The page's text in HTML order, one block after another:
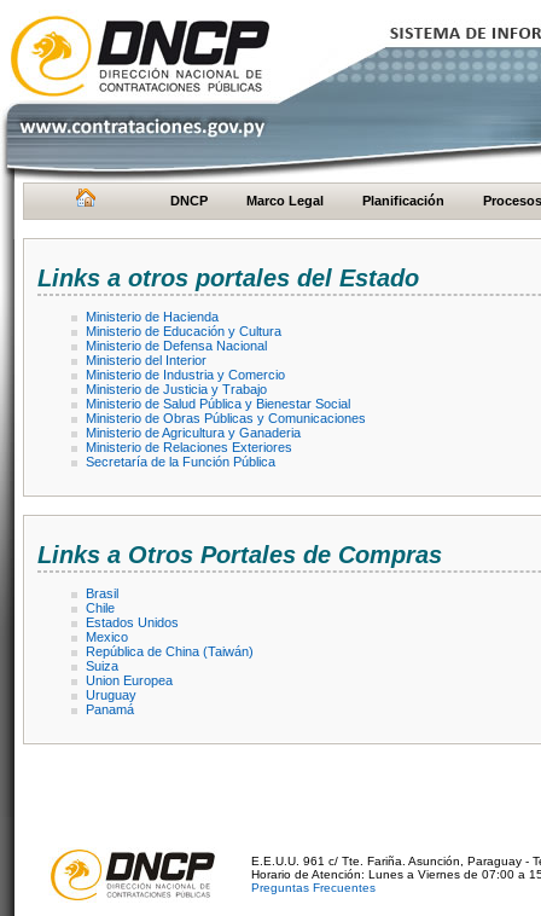
DNCP Marco Legal Planificación Procesos
Links a otros portales del Estado
Ministerio de Hacienda
Ministerio de Educación y Cultura
Ministerio de Defensa Nacional
Ministerio del Interior
Ministerio de Industria y Comercio
Ministerio de Justicia y Trabajo
Ministerio de Salud Pública y Bienestar Social
Ministerio de Obras Públicas y Comunicaciones
Ministerio de Agricultura y Ganaderia
Ministerio de Relaciones Exteriores
Secretaría de la Función Pública
Links a Otros Portales de Compras
Brasil
Chile
Estados Unidos
Mexico
República de China (Taiwán)
Suiza
Union Europea
Uruguay
Panamá
E.E.U.U. 961 c/ Tte. Fariña. Asunción, Paraguay -
Horario de Atención: Lunes a Viernes de 07:00 a
Preguntas Frecuentes